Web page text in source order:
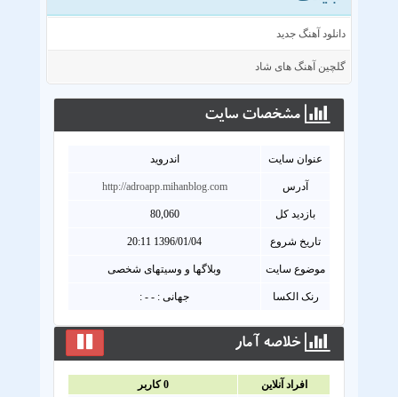
دانلود آهنگ جدید
گلچین آهنگ های شاد
مشخصات سايت
عنوان سايت اندروید
آدرس http://adroapp.mihanblog.com
بازدید کل 80,060
تاریخ شروع 1396/01/04 20:11
موضوع سایت وبلاگها و وسیتهای شخصی
رنک الکسا جهانی : - - :
خلاصه آمار
افراد آنلاين 0کاربر